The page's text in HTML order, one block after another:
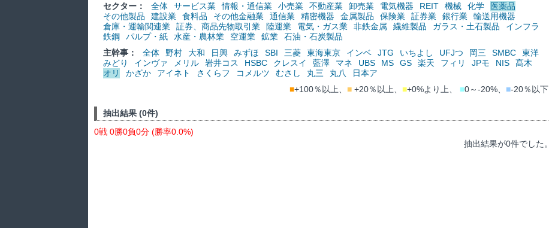
セクター：
全体 サービス業 情報・通信業 小売業 不動産業 卸売業 電気機器 REIT 機械 化学
医薬品
その他製品
建設業 食料品 その他金融業 通信業 精密機器 金属製品 保険業 証券業 銀行業
輸送用機器
倉庫・運輸関連業
証券、商品先物取引業 陸運業 電気・ガス業 非鉄金属 繊維製品 ガラス・土石製品
インフラ
鉄鋼
パルプ・紙 水産・農林業 空運業 鉱業
石油・石炭製品
主幹事：
全体 野村 大和 日興 みずほ SBI 三菱 東海東京 インベ JTG いちよし UFJつ 岡三 SMBC
東洋
みどり
インヴァ メリル 岩井コス HSBC クレスイ 藍澤 マネ UBS MS GS 楽天 フィリ JPモ NIS
髙木
オリ
かざか アイネト さくらフ コメルツ むさし 丸三 丸八
日本ア
■+100％以上、 ■+20％以上、 ■+0%より上、 ■0～-20%、 ■-20％以下
抽出結果 (0件)
0戦 0勝0負0分 (勝率0.0%)
抽出結果が0件でした。